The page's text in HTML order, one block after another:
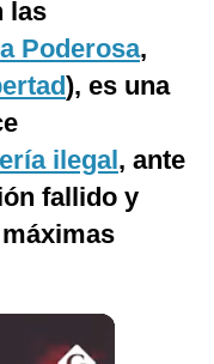
las
Poderosa,
), es una
ilegal, ante
fallido y